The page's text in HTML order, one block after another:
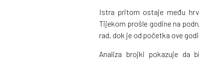
Istra pritom ostaje među
Tijekom prošle godine na
rad, dok je od početka ove
Analiza brojki pokazuje da